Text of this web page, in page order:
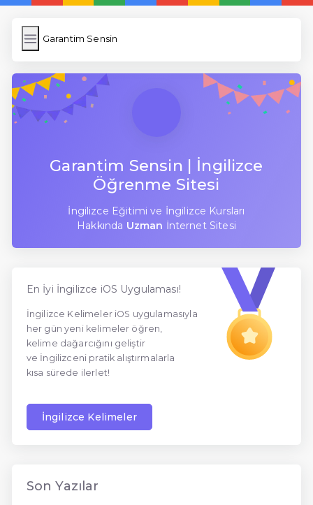
Garantim Sensin
Garantim Sensin
Resim Yükle
Wordpress Cache
5 Günde İngilizce
İngilizce
En Ucuz İngilizce
En Uygun İngilizce
Garantim Sensin | İngilizce
Öğrenme Sitesi
İngilizce Eğitimi ve İngilizce Kursları
Hakkında Uzman İnternet Sitesi
En İyi İngilizce iOS Uygulaması!
İngilizce Kelimeler iOS uygulamasıyla
her gün yeni kelimeler öğren,
kelime dağarcığını geliştir
ve İngilizceni pratik alıştırmalarla
kısa sürede ilerlet!
İngilizce Kelimeler
Son Yazılar